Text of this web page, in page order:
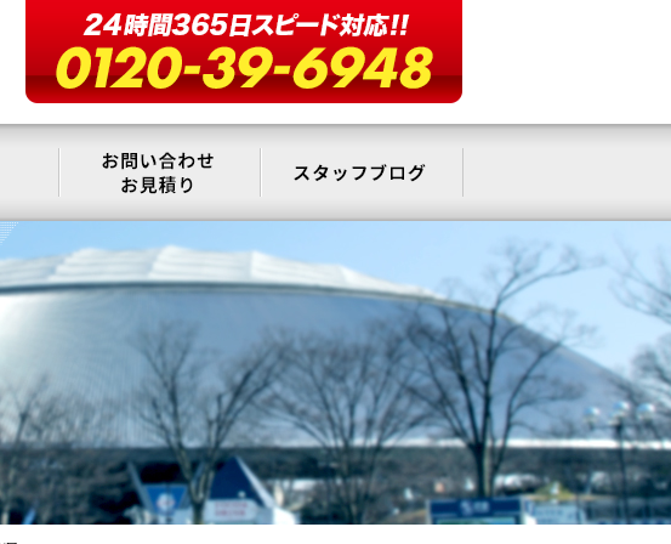
会社概要 お問い合わせ・お見積もりスタッフブログ